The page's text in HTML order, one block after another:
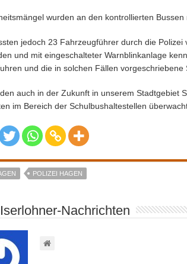
wurden an den kontrollierten Bussen
jedoch 23 Fahrzeugführer durch die
und mit eingeschalteter Warnblinkanlage
und die in solchen Fällen vorgeschriebene
auch in der Zukunft in unserem Stadtgebiet
im Bereich der Schulbushaltestellen
POLIZEI HAGEN
Nachrichten